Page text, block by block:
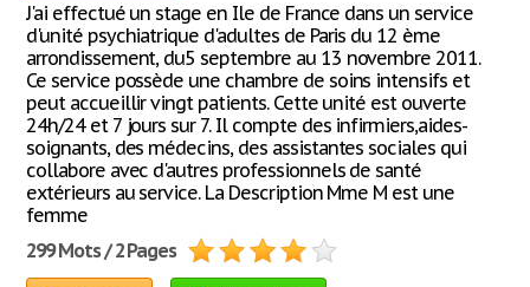
J'ai effectué un stage en Ile de France dans un service
d'unité psychiatrique d'adultes de Paris du 12 ème
arrondissement, du5 septembre au 13 novembre 2011.
Ce service possède une chambre de soins intensifs et
peut accueillir vingt patients. Cette unité est ouverte
24h/24 et 7 jours sur 7. Il compte des infirmiers,aides-
soignants, des médecins, des assistantes sociales qui
collabore avec d'autres professionnels de santé
extérieurs au service. La Description Mme M est une
femme
299 Mots / 2 Pages